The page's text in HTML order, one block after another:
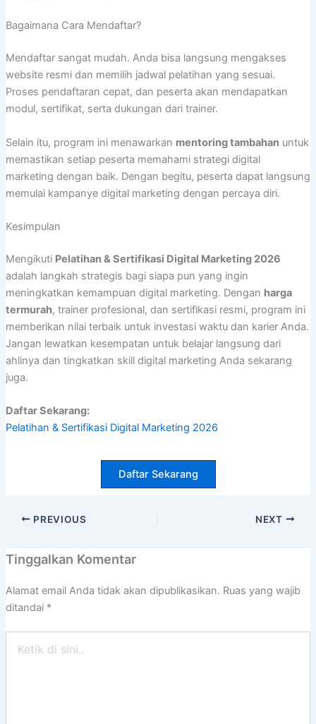
Bagaimana Cara Mendaftar?
Mendaftar sangat mudah. Anda bisa langsung mengakses
website resmi dan memilih jadwal pelatihan yang sesuai.
Proses pendaftaran cepat, dan peserta akan mendapatkan
modul, sertifikat, serta dukungan dari trainer.
Selain itu, program ini menawarkan mentoring tambahanuntuk
memastikan setiap peserta memahami strategi digital
marketing dengan baik. Dengan begitu, peserta dapat langsung
memulai kampanye digital marketing dengan percaya diri.
Kesimpulan
Mengikuti Pelatihan & Sertifikasi Digital Marketing 2026
adalah langkah strategis bagi siapa pun yang ingin
meningkatkan kemampuan digital marketing. Dengan harga
termurah, trainer profesional, dan sertifikasi resmi, program ini
memberikan nilai terbaik untuk investasi waktu dan karier Anda.
Jangan lewatkan kesempatan untuk belajar langsung dari
ahlinya dan tingkatkan skill digital marketing Anda sekarang
juga.
Daftar Sekarang:
Pelatihan & Sertifikasi Digital Marketing 2026
Daftar Sekarang
PREVIOUS NEXT
Tinggalkan Komentar
Alamat email Anda tidak akan dipublikasikan. Ruas yang wajib
ditandai *